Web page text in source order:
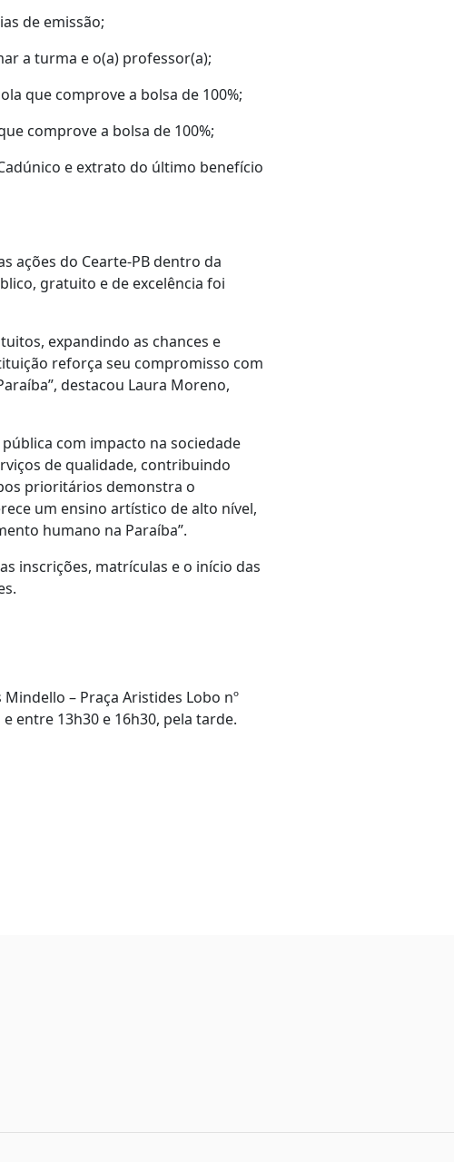
de emissão;
a turma e o(a) professor(a);
que comprove a bolsa de 100%;
comprove a bolsa de 100%;
e extrato do último benefício
ações do Cearte-PB dentro da
gratuito e de excelência foi
expandindo as chances e
reforça seu compromisso com
destacou Laura Moreno,
com impacto na sociedade
de qualidade, contribuindo
prioritários demonstra o
um ensino artístico de alto nível,
humano na Paraíba”.
inscrições, matrículas e o início das
– Praça Aristides Lobo nº
entre 13h30 e 16h30, pela tarde.